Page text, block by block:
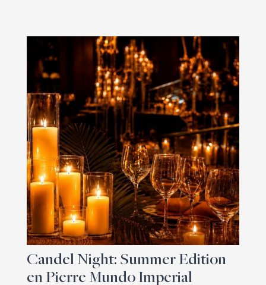
Candel Night: Summer Edition
en Pierre Mundo Imperial